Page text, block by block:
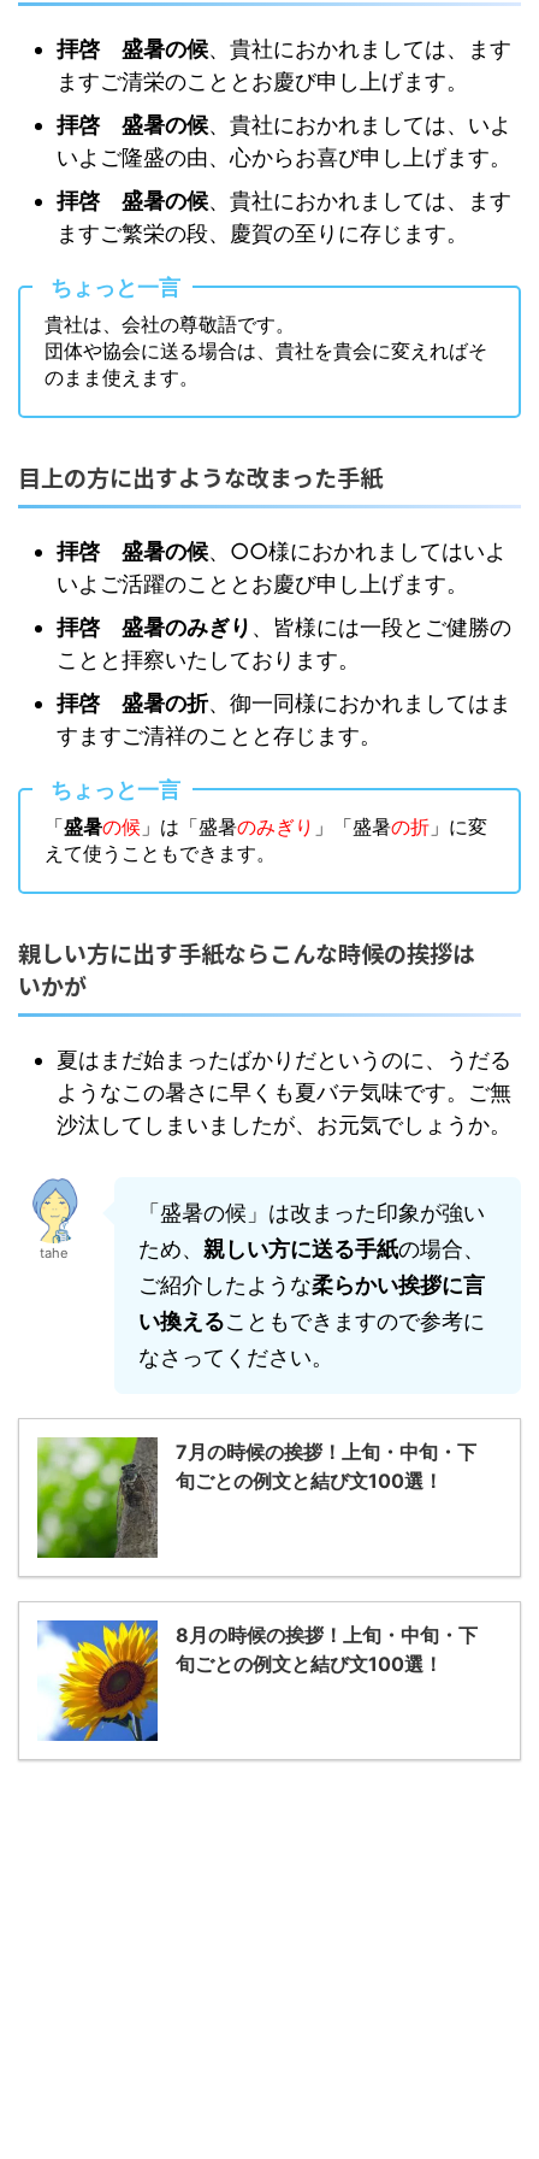
拝啓 盛暑の候、貴社におかれましては、ます
ますご清栄のこととお慶び申し上げます。
拝啓 盛暑の候、貴社におかれましては、いよ
いよご隆盛の由、心からお喜び申し上げます。
拝啓 盛暑の候、貴社におかれましては、ます
ますご繁栄の段、慶賀の至りに存じます。
ちょっと一言
貴社は、会社の尊敬語です。
団体や協会に送る場合は、貴社を貴会に変えればそ
のまま使えます。
目上の方に出すような改まった手紙
拝啓 盛暑の候、○○様におかれましてはいよ
いよご活躍のこととお慶び申し上げます。
拝啓 盛暑のみぎり 、皆様には一段とご健勝の
ことと拝察いたしております。
拝啓 盛暑の折、御一同様におかれましてはま
すますご清祥のことと存じます。
ちょっと一言
「盛暑の候 」は「盛暑のみぎり 」「盛暑の折 」に変
えて使うこともできます。
親しい方に出す手紙ならこんな時候の挨拶は
いかが
夏はまだ始まったばかりだというのに、うだる
ようなこの暑さに早くも夏バテ気味です。ご無
沙汰してしまいましたが、お元気でしょうか。
tahe
「盛暑の候」は改まった印象が強い
ため、 親しい方に送る手紙の場合、
ご紹介したような柔らかい挨拶に言
い換えることもできますので参考に
なさってください。
7月の時候の挨拶！上旬・中旬・下
旬ごとの例文と結び文100選！
8月の時候の挨拶！上旬・中旬・下
旬ごとの例文と結び文100選！